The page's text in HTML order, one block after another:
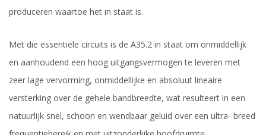
produceren waartoe het in staat is.
Met die essentiële circuits is de A35.2 in staat om onmiddellijk
en aanhoudend een hoog uitgangsvermogen te leveren met
zeer lage vervorming, onmiddellijke en absoluut lineaire
versterking over de gehele bandbreedte, wat resulteert in een
natuurlijk snel, schoon en wendbaar geluid over een ultra- breed